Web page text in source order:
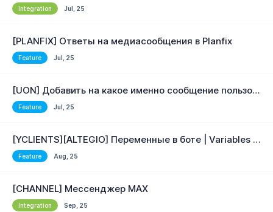
Integration Jul, 25
[PLANFIX] Ответы на медиасообщения в Planfix
Feature Jul, 25
[UON] Добавить на какое именно сообщение пользователь ответил или отреагировал
Feature Jul, 25
[YCLIENTS][ALTEGIO] Переменные в боте | Variables in bot
Feature Aug, 25
[CHANNEL] Мессенджер MAX
Integration Sep, 25